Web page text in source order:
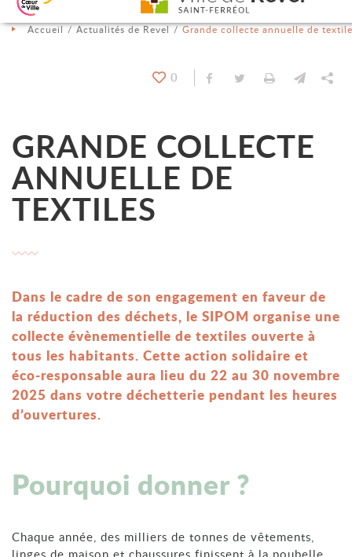
Aller au contenu
Aller au menu
Aller à la recherche
Changer le contraste
Accueil Actualités de Revel Grande collecte annuelle de
0 Partager sur Facebook
Partager sur
Imprimer
GRANDE COLLECTE
ANNUELLE DE
TEXTILES
Dans le cadre de son engagement en faveur de
la réduction des déchets, le SIPOM organise une
collecte évènementielle de textiles ouverte à
tous les habitants. Cette action solidaire et
éco-responsable aura lieu du 22 au 30 novembre
2025 dans votre déchetterie pendant les heures
d’ouvertures.
Pourquoi donner ?
Chaque année, des milliers de tonnes de vêtements,
linges de maison et chaussures finissent à la poubelle,